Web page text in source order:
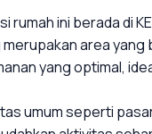
rumah ini berada di
merupakan area
yang optimal,
umum seperti